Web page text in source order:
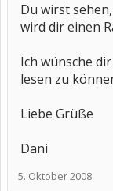
Du wirst
wird dir einen
Ich wünsche
lesen zu
Liebe Grüße
Dani
5. Oktober 2008